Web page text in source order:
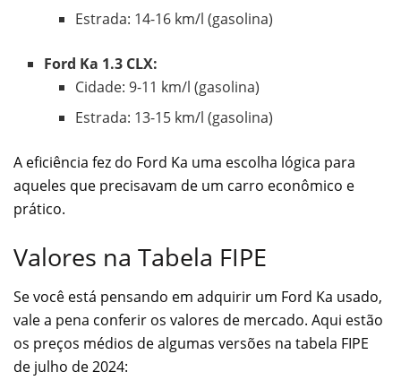
Estrada: 14-16 km/l (gasolina)
Ford Ka 1.3 CLX:
Cidade: 9-11 km/l (gasolina)
Estrada: 13-15 km/l (gasolina)
A eficiência fez do Ford Ka uma escolha lógica para
aqueles que precisavam de um carro econômico e
prático.
Valores na Tabela FIPE
Se você está pensando em adquirir um Ford Ka usado,
vale a pena conferir os valores de mercado. Aqui estão
os preços médios de algumas versões na tabela FIPE
de julho de 2024: